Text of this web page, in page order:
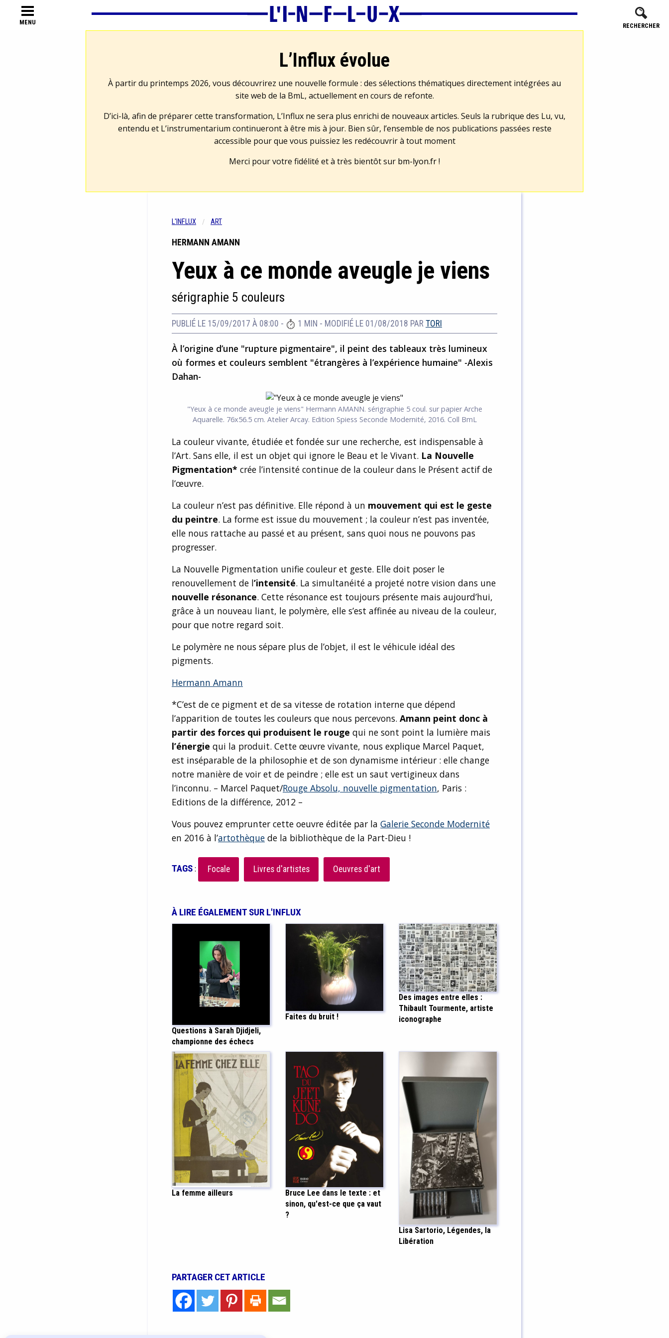
MENU RECHERCHER
L’Influx évolue
À partir du printemps 2026, vous découvrirez une nouvelle formule : des sélections thématiques directement intégrées au
site web de la BmL, actuellement en cours de refonte.
D’ici-là, afin de préparer cette transformation, L’Influx ne sera plus enrichi de nouveaux articles. Seuls la rubrique des Lu, vu,
entendu et L’instrumentarium continueront à être mis à jour. Bien sûr, l’ensemble de nos publications passées reste
accessible pour que vous puissiez les redécouvrir à tout moment
Merci pour votre fidélité et à très bientôt sur bm-lyon.fr!
L'INFLUX ART
HERMANN AMANN
Yeux à ce monde aveugle je viens
sérigraphie 5 couleurs
PUBLIÉ LE 15/09/2017 À 08:00 - 1 MIN - MODIFIÉ LE 01/08/2018 PAR TORI
À l’origine d’une "rupture pigmentaire", il peint des tableaux très lumineux
où formes et couleurs semblent "étrangères à l’expérience humaine" -Alexis
Dahan-
"Yeux à ce monde aveugle je viens" Hermann AMANN. sérigraphie 5 coul. sur papier Arche
Aquarelle. 76x56.5 cm. Atelier Arcay. Edition Spiess Seconde Modernité, 2016. Coll BmL
La couleur vivante, étudiée et fondée sur une recherche, est indispensable à
l’Art. Sans elle, il est un objet qui ignore le Beau et le Vivant. La Nouvelle
Pigmentation* crée l’intensité continue de la couleur dans le Présent actif de
l’œuvre.
La couleur n’est pas définitive. Elle répond à un mouvement qui est le geste
du peintre. La forme est issue du mouvement ; la couleur n’est pas inventée,
elle nous rattache au passé et au présent, sans quoi nous ne pouvons pas
progresser.
La Nouvelle Pigmentation unifie couleur et geste. Elle doit poser le
renouvellement de l’intensité. La simultanéité a projeté notre vision dans une
nouvelle résonance. Cette résonance est toujours présente mais aujourd’hui,
grâce à un nouveau liant, le polymère, elle s’est affinée au niveau de la couleur,
pour que notre regard soit.
Le polymère ne nous sépare plus de l’objet, il est le véhicule idéal des
pigments.
Hermann Amann
*C’est de ce pigment et de sa vitesse de rotation interne que dépend
l’apparition de toutes les couleurs que nous percevons. Amann peint donc à
partir des forces qui produisent le rouge qui ne sont point la lumière mais
l’énergie qui la produit. Cette œuvre vivante, nous explique Marcel Paquet,
est inséparable de la philosophie et de son dynamisme intérieur : elle change
notre manière de voir et de peindre ; elle est un saut vertigineux dans
l’inconnu. – Marcel Paquet/Rouge Absolu, nouvelle pigmentation, Paris :
Editions de la différence, 2012 –
Vous pouvez emprunter cette oeuvre éditée par la Galerie Seconde Modernité
en 2016 à l’artothèque de la bibliothèque de la Part-Dieu !
TAGS: Focale Livres d'artistes Oeuvres d'art
À LIRE ÉGALEMENT SUR L'INFLUX
Questions à Sarah Djidjeli,
championne des échecs
Faites du bruit !
Des images entre elles :
Thibault Tourmente, artiste
iconographe
La femme ailleurs
Bruce Lee dans le texte : et
sinon, qu'est-ce que ça vaut
?
Lisa Sartorio, Légendes, la
Libération
PARTAGER CET ARTICLE